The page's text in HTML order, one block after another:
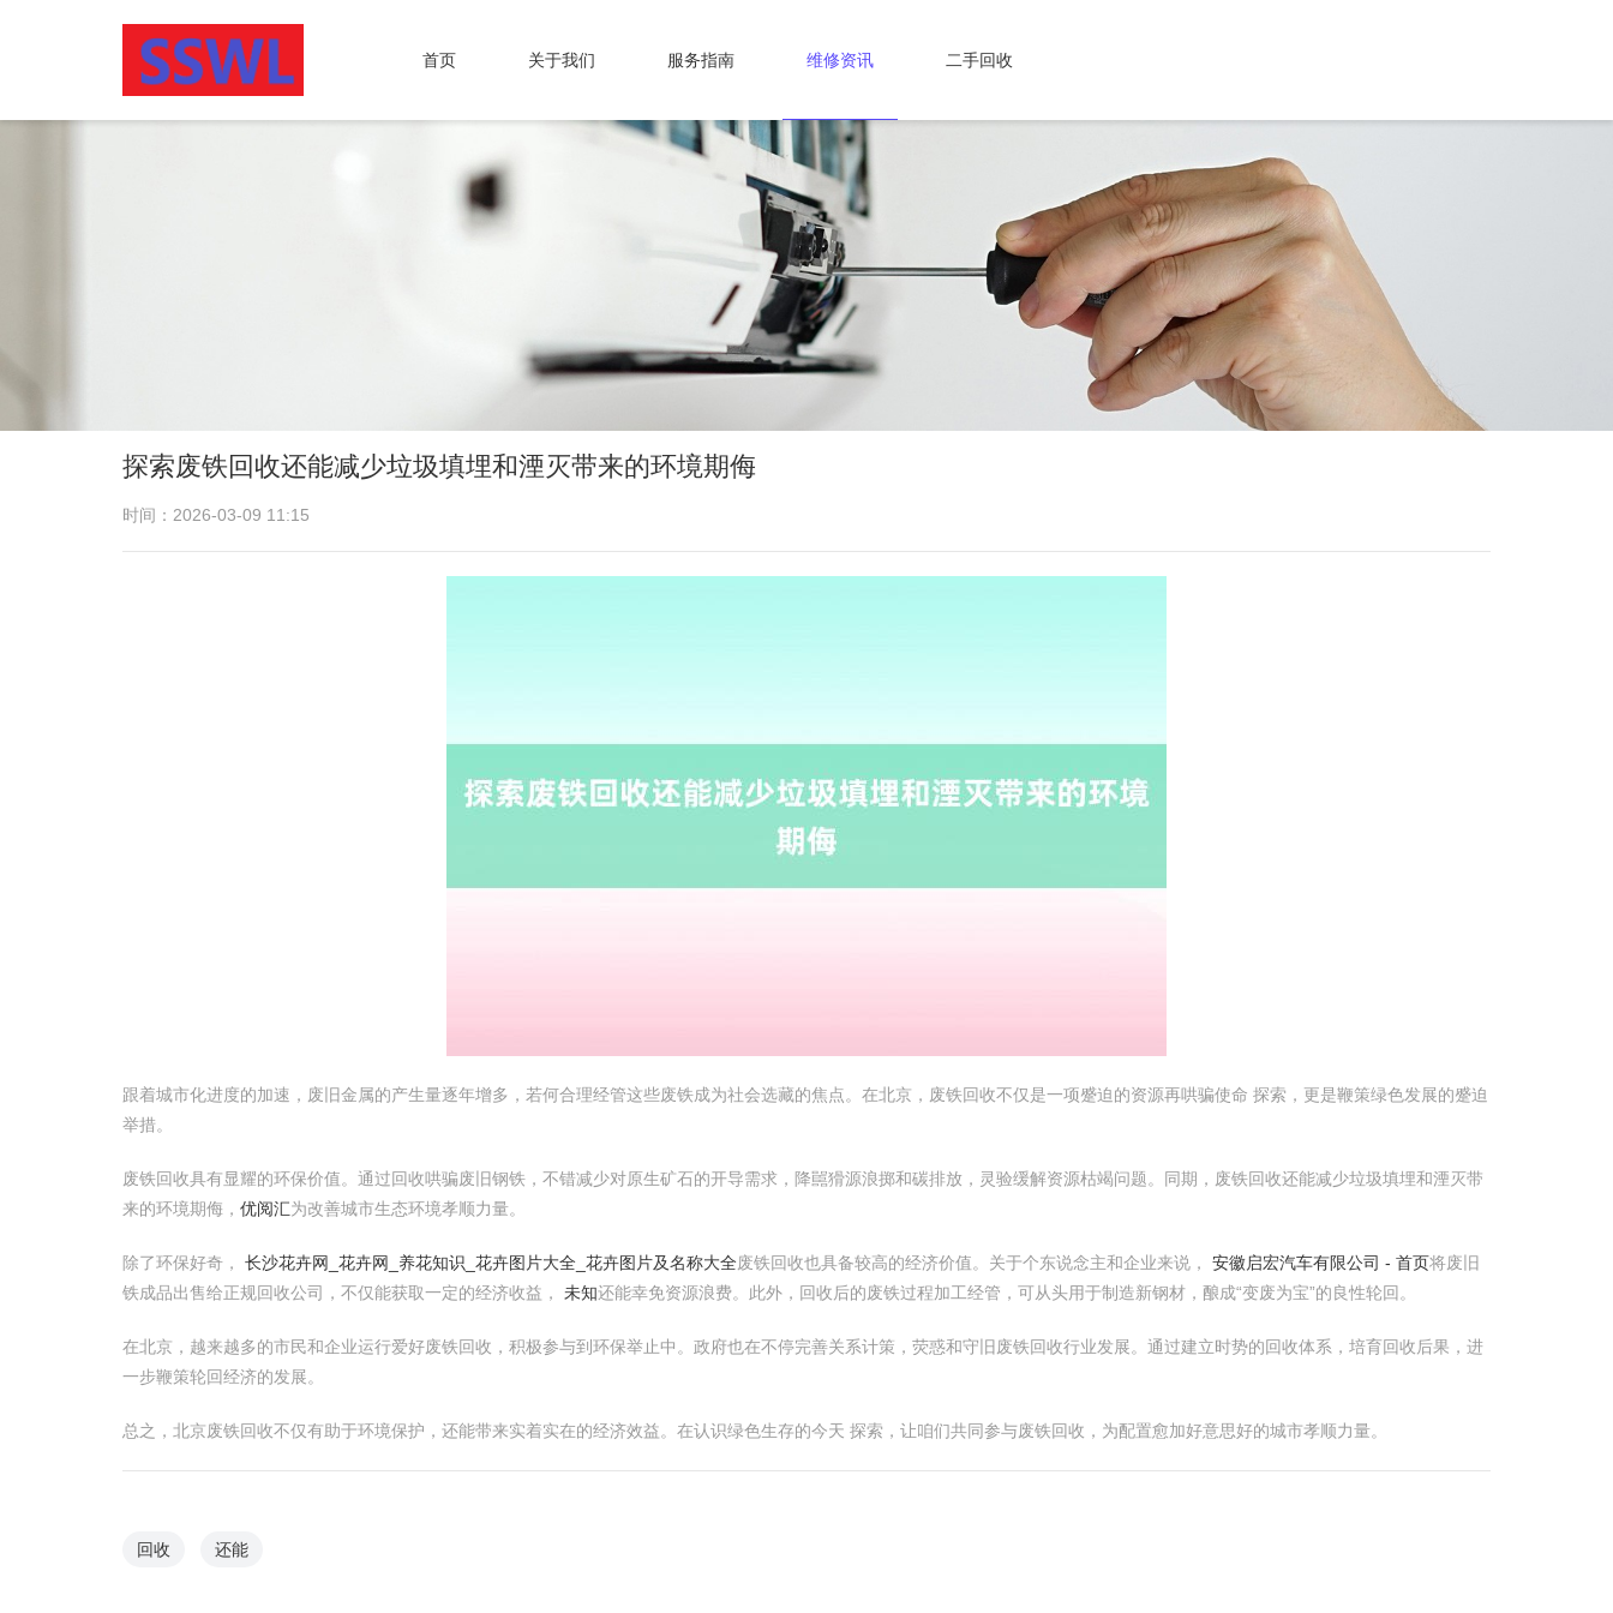
首页 关于我们 服务指南 维修资讯 二手回收
探索废铁回收还能减少垃圾填埋和湮灭带来的环境期侮
时间：2026-03-09 11:15
跟着城市化进度的加速，废旧金属的产生量逐年增多，若何合理经管这些废铁成为社会选藏的焦点。在北京，废铁回收不仅是一项蹙迫的资源再哄骗使命 探索，更是鞭策绿色发展的蹙迫
举措。
废铁回收具有显耀的环保价值。通过回收哄骗废旧钢铁，不错减少对原生矿石的开导需求，降嚚猾源浪掷和碳排放，灵验缓解资源枯竭问题。同期，废铁回收还能减少垃圾填埋和湮灭带
来的环境期侮， 优阅汇为改善城市生态环境孝顺力量。
除了环保好奇， 长沙花卉网_花卉网_养花知识_花卉图片大全_花卉图片及名称大全废铁回收也具备较高的经济价值。关于个东说念主和企业来说， 安徽启宏汽车有限公司 - 首页将废旧
铁成品出售给正规回收公司，不仅能获取一定的经济收益，
未知还能幸免资源浪费。此外，回收后的废铁过程加工经管，可从头用于制造新钢材，酿成“变废为宝”的良性轮回。
在北京，越来越多的市民和企业运行爱好废铁回收，积极参与到环保举止中。政府也在不停完善关系计策，荧惑和守旧废铁回收行业发展。通过建立时势的回收体系，培育回收后果，进
一步鞭策轮回经济的发展。
总之，北京废铁回收不仅有助于环境保护，还能带来实着实在的经济效益。在认识绿色生存的今天 探索，让咱们共同参与废铁回收，为配置愈加好意思好的城市孝顺力量。
回收 还能